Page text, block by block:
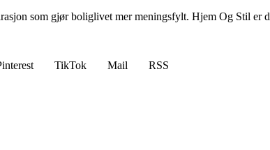
som gjør boliglivet mer meningsfylt. Hjem Og Stil
TikTok Mail
RSS